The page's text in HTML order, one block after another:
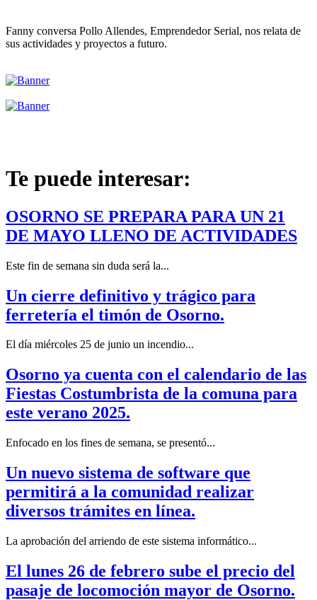
Fanny conversa Pollo Allendes, Emprendedor Serial, nos relata de
sus actividades y proyectos a futuro.
Te puede interesar:
OSORNO SE PREPARA PARA UN 21
DE MAYO LLENO DE ACTIVIDADES
Este fin de semana sin duda será la...
Un cierre definitivo y trágico para
ferretería el timón de Osorno.
El día miércoles 25 de junio un incendio...
Osorno ya cuenta con el calendario de las
Fiestas Costumbrista de la comuna para
este verano 2025.
Enfocado en los fines de semana, se presentó...
Un nuevo sistema de software que
permitirá a la comunidad realizar
diversos trámites en línea.
La aprobación del arriendo de este sistema informático...
El lunes 26 de febrero sube el precio del
pasaje de locomoción mayor de Osorno.